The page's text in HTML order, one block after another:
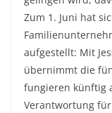
Zum 1. Juni hat
aufgestellt: Mit
übernimmt die
fungieren künftig
Verantwortung